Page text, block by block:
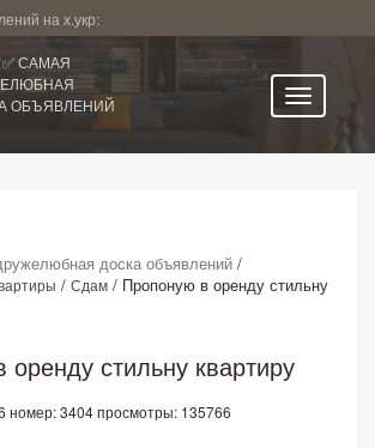
на х.укр:
САМАЯ
ОБЪЯВЛЕНИЙ
доска объявлений /
/ Сдам / Пропоную в оренду стильну
стильну квартиру
номер: 3404просмотры: 135766